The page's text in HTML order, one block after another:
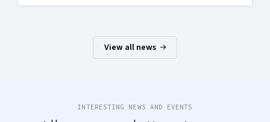
View all news
INTERESTING NEWS AND EVENTS